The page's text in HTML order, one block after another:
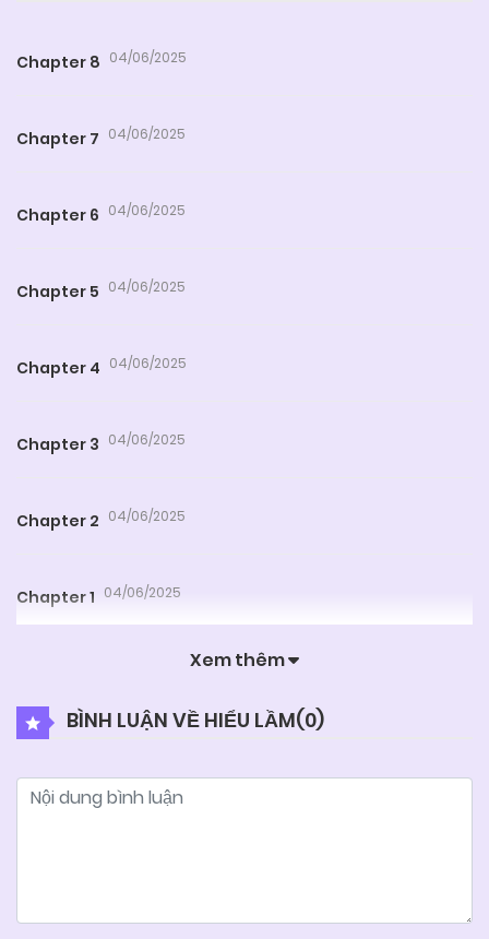
Chapter 8 04/06/2025
Chapter 7 04/06/2025
Chapter 6 04/06/2025
Chapter 5 04/06/2025
Chapter 4 04/06/2025
Chapter 3 04/06/2025
Chapter 2 04/06/2025
Chapter 1 04/06/2025
Xem thêm
BÌNH LUẬN VỀ HIỂU LẦM(0)